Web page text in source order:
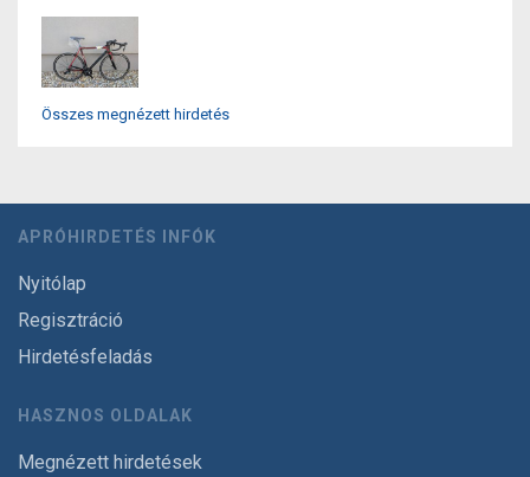
Összes megnézett hirdetés
APRÓHIRDETÉS INFÓK
Nyitólap
Regisztráció
Hirdetésfeladás
HASZNOS OLDALAK
Megnézett hirdetések